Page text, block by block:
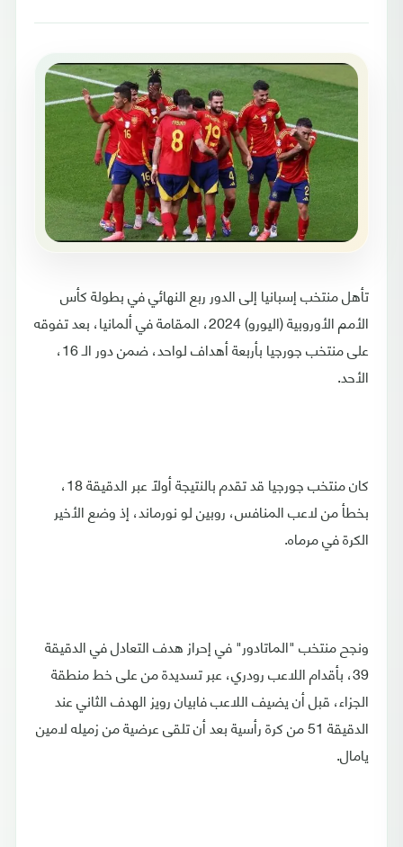
تأهل منتخب إسبانيا إلى الدور ربع النهائي في بطولة كأس
الأمم الأوروبية (اليورو) 2024، المقامة في ألمانيا، بعد تفوقه
على منتخب جورجيا بأربعة أهداف لواحد، ضمن دور الـ 16،
الأحد.
كان منتخب جورجيا قد تقدم بالنتيجة أولاً عبر الدقيقة 18،
بخطأ من لاعب المنافس، روبين لو نورماند، إذ وضع الأخير
الكرة في مرماه.
ونجح منتخب "الماتادور" في إحراز هدف التعادل في الدقيقة
39، بأقدام اللاعب رودري، عبر تسديدة من على خط منطقة
الجزاء، قبل أن يضيف اللاعب فابيان رويز الهدف الثاني عند
الدقيقة 51 من كرة رأسية بعد أن تلقى عرضية من زميله لامين
يامال.